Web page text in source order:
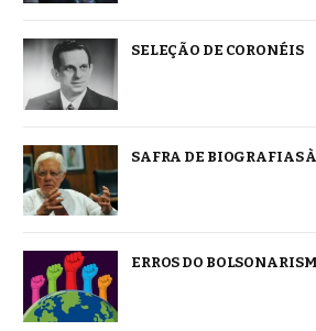
SELEÇÃO DE CORONÉIS
SAFRA DE BIOGRAFIAS
ERROS DO